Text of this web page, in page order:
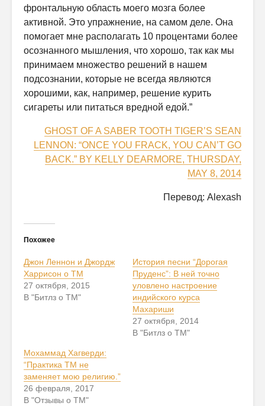
фронтальную область моего мозга более
активной. Это упражнение, на самом деле. Она
помогает мне располагать 10 процентами более
осознанного мышления, что хорошо, так как мы
принимаем множество решений в нашем
подсознании, которые не всегда являются
хорошими, как, например, решение курить
сигареты или питаться вредной едой.”
GHOST OF A SABER TOOTH TIGER’S SEAN
LENNON: “ONCE YOU FRACK, YOU CAN’T GO
BACK.” BY KELLY DEARMORE, THURSDAY,
MAY 8, 2014
Перевод: Alexash
Похожее
Джон Леннон и Джордж
Харрисон о ТМ
27 октября, 2015
В "Битлз о ТМ"
История песни “Дорогая
Пруденс”: В ней точно
уловлено настроение
индийского курса
Махариши
27 октября, 2014
В "Битлз о ТМ"
Мохаммад Хагверди:
“Практика ТМ не
заменяет мою религию.”
26 февраля, 2017
В "Отзывы о ТМ"